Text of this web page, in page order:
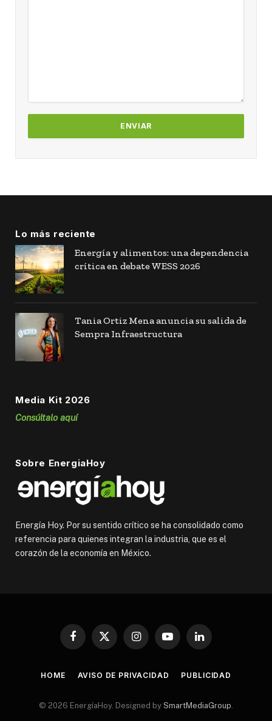
Lo más reciente
Energía y alimentos: una dependencia
crítica en debate WESS 2026
Tania Ortiz Mena anuncia su salida de
Sempra Infraestructura
Media Kit 2026
Consúltalo aquí
Sobre EnergiaHoy
Energía Hoy. Por su sentido crítico se ha consolidado como
referencia para quienes integran la industria, que es el
corazón de la economía en México.
Facebook
X
InstagramYouTubeLinkedIn
HOME AVISO DE PRIVACIDAD PUBLICIDAD
© 2026 EnergíaHoy. Designed by SmartMediaGroup.